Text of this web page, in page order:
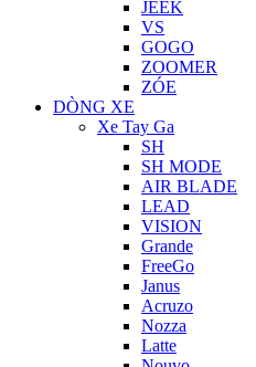
JEEK
VS
GOGO
ZOOMER
ZÓE
DÒNG XE
Xe Tay Ga
SH
SH MODE
AIR BLADE
LEAD
VISION
Grande
FreeGo
Janus
Acruzo
Nozza
Latte